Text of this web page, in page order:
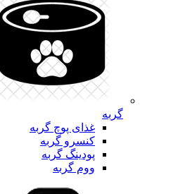
گربه
غذای پوچ گربه
کنسرو گربه
پودینگ گربه
ووم گربه